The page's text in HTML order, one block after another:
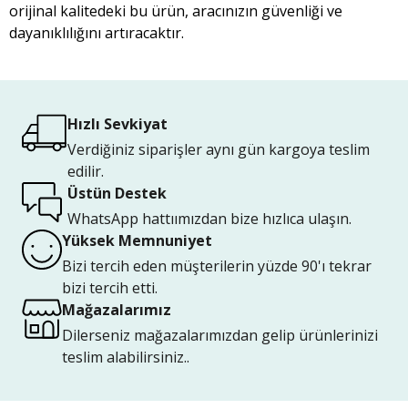
orijinal kalitedeki bu ürün, aracınızın güvenliği ve
dayanıklılığını artıracaktır.
Hızlı Sevkiyat
Verdiğiniz siparişler aynı gün kargoya teslim
edilir.
Üstün Destek
WhatsApp hattıımızdan bize hızlıca ulaşın.
Yüksek Memnuniyet
Bizi tercih eden müşterilerin yüzde 90'ı tekrar
bizi tercih etti.
Mağazalarımız
Dilerseniz mağazalarımızdan gelip ürünlerinizi
teslim alabilirsiniz..